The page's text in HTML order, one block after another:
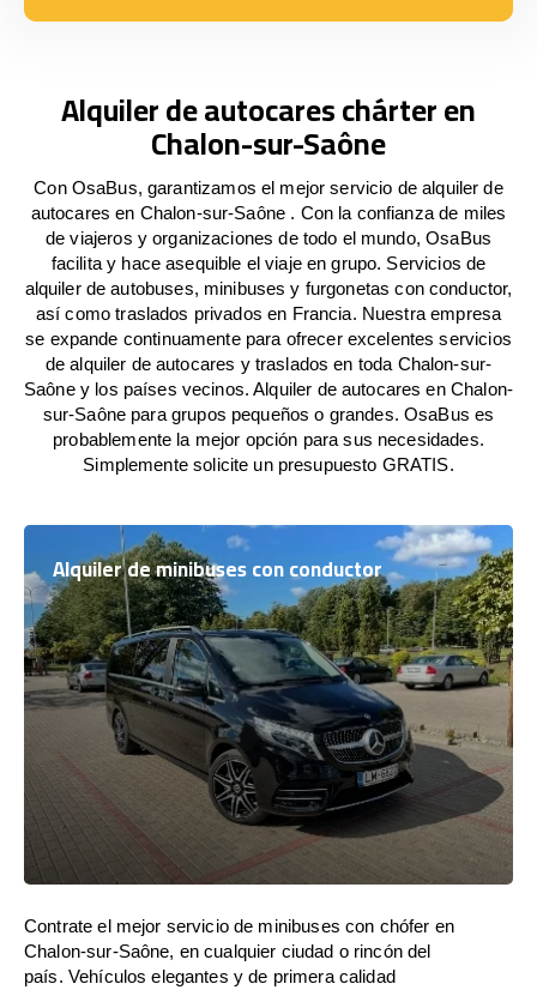
Alquiler de autocares chárter en
Chalon-sur-Saône
Con OsaBus, garantizamos el mejor servicio de alquiler de
autocares en Chalon-sur-Saône . Con la confianza de miles
de viajeros y organizaciones de todo el mundo, OsaBus
facilita y hace asequible el viaje en grupo. Servicios de
alquiler de autobuses, minibuses y furgonetas con conductor,
así como traslados privados en Francia. Nuestra empresa
se expande continuamente para ofrecer excelentes servicios
de alquiler de autocares y traslados en toda Chalon-sur-
Saône y los países vecinos. Alquiler de autocares en Chalon-
sur-Saône para grupos pequeños o grandes. OsaBus es
probablemente la mejor opción para sus necesidades.
Simplemente solicite un presupuesto GRATIS.
Alquiler de minibuses con conductor
Contrate el mejor servicio de minibuses con chófer en
Chalon-sur-Saône, en cualquier ciudad o rincón del
país. Vehículos elegantes y de primera calidad